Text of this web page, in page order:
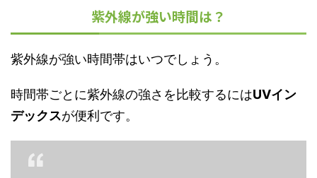
紫外線が強い時間は？
紫外線が強い時間帯はいつでしょう。
時間帯ごとに紫外線の強さを比較するにはUVイン
デックスが便利です。